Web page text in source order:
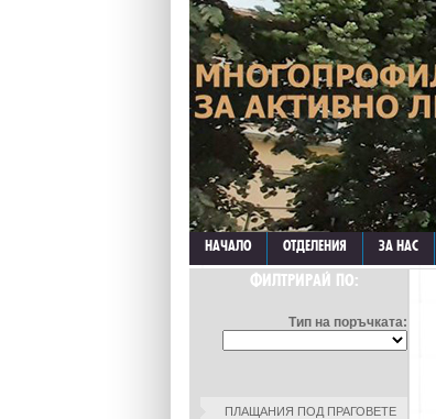
НАЧАЛО ОТДЕЛЕНИЯ ЗА НАС
ФИЛТРИРАЙ ПО:
Тип на поръчката:
ПЛАЩАНИЯ ПОД ПРАГОВЕТЕ